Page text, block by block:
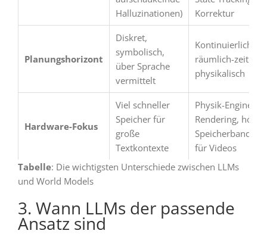
Halluzinationen)
Korrektur
Planungshorizont
Diskret,
symbolisch,
über Sprache
vermittelt
Kontinuierlich,
räumlich-zeitlich,
physikalisch
Hardware-Fokus
Viel schneller
Speicher für
große
Textkontexte
Physik-Engines,
Rendering, hohe
für Videos
Tabelle: Die wichtigsten Unterschiede zwischen LLMs
und World Models
3. Wann LLMs der passende
Ansatz sind